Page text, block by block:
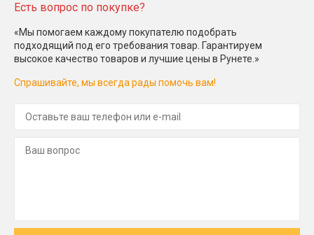
Есть вопрос по покупке?
«Мы помогаем каждому покупателю подобрать
подходящий под его требования товар. Гарантируем
высокое качество товаров и лучшие цены в Рунете.»
Спрашивайте, мы всегда рады помочь вам!